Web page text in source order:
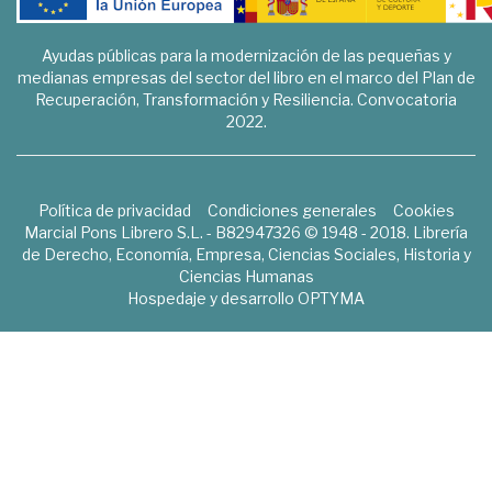
Ayudas públicas para la modernización de las pequeñas y
medianas empresas del sector del libro en el marco del Plan de
Recuperación, Transformación y Resiliencia. Convocatoria
2022.
Política de privacidad Condiciones generales
Cookies
Marcial Pons Librero S.L. - B82947326 © 1948 - 2018. Librería
de Derecho, Economía, Empresa, Ciencias Sociales, Historia y
Ciencias Humanas
Hospedaje y desarrollo OPTYMA